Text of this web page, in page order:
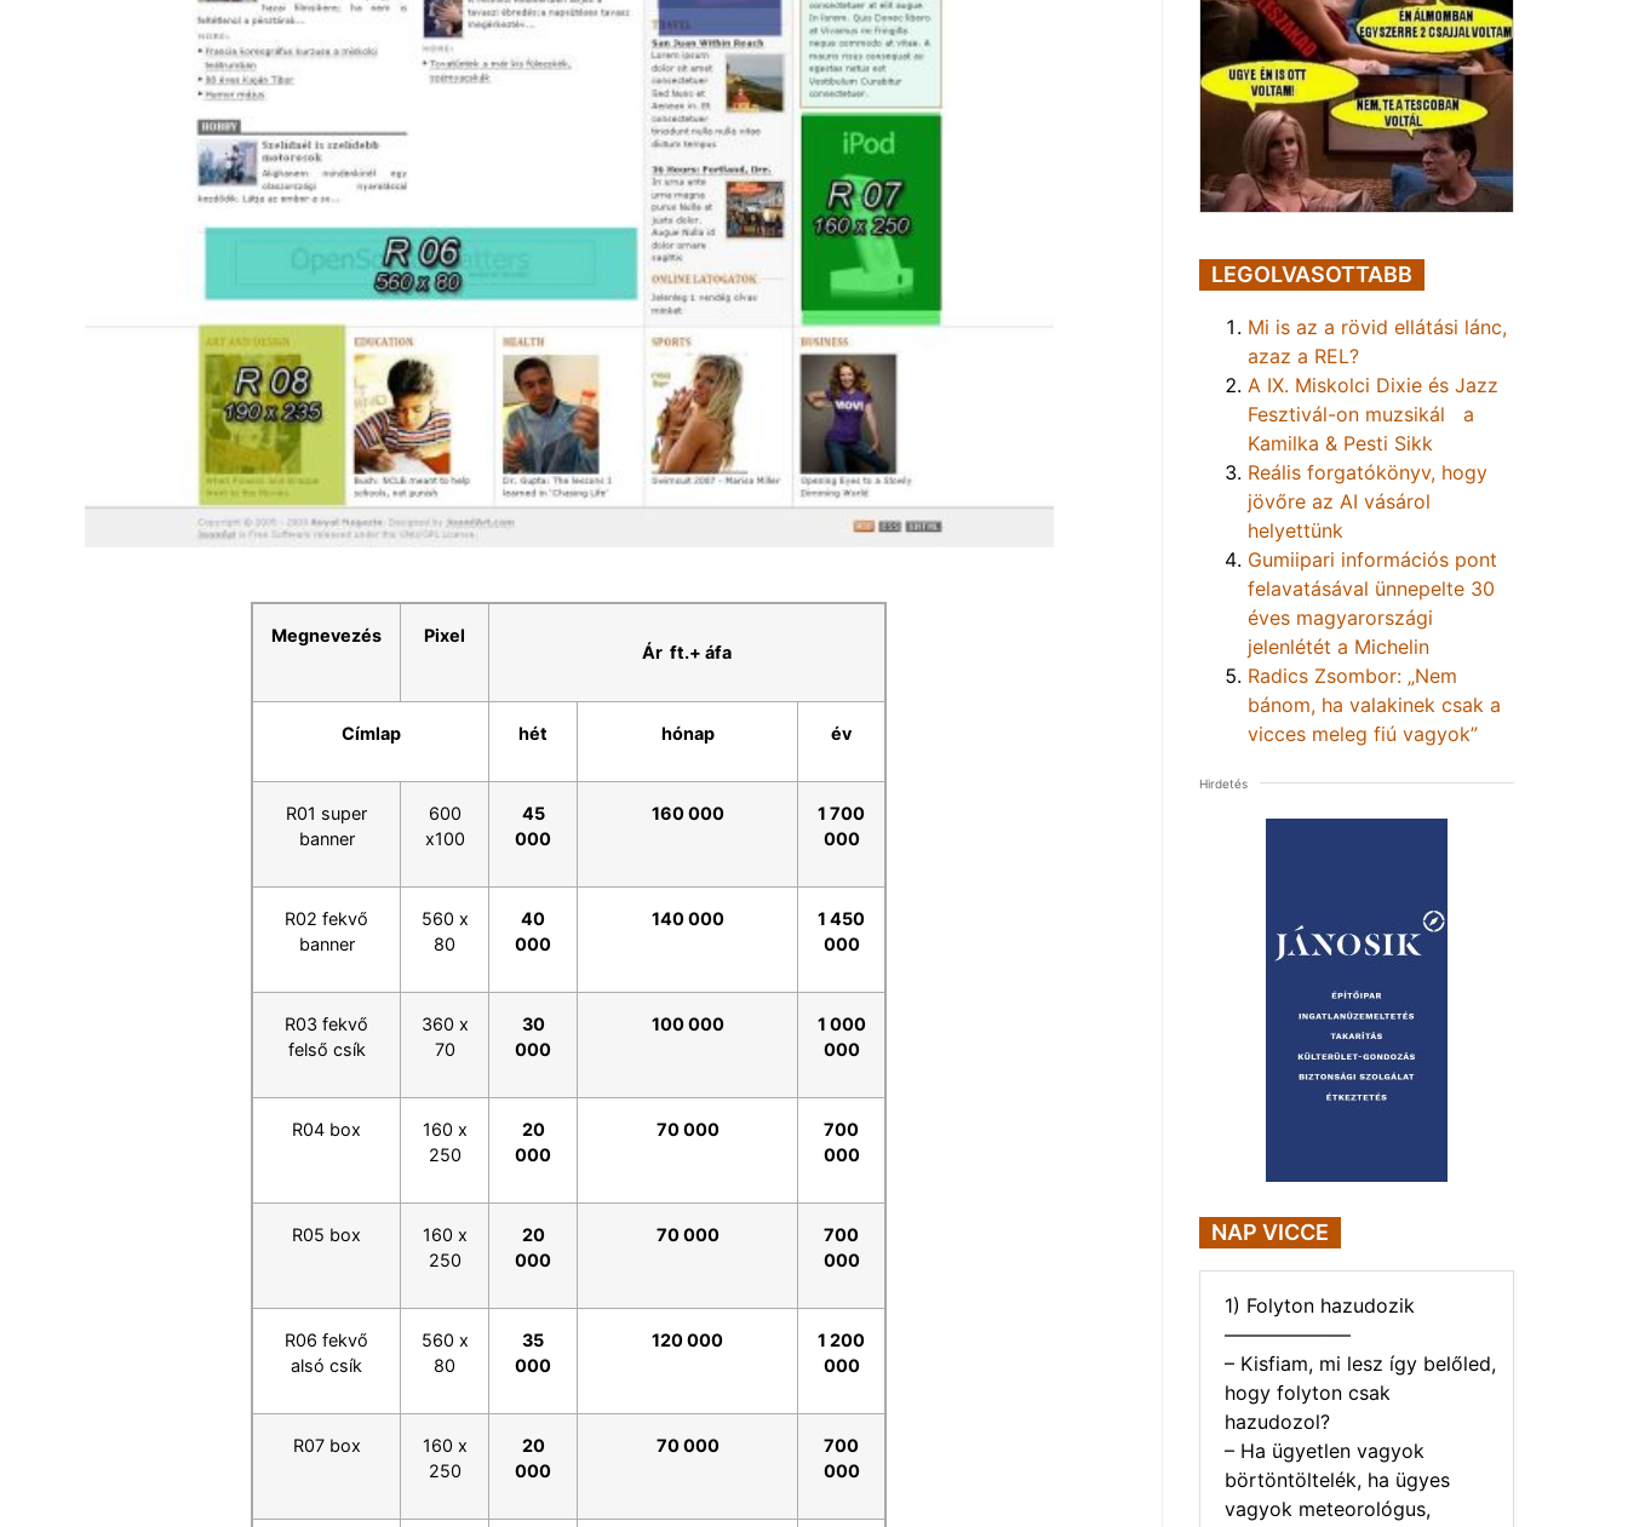
Megnevezés
Pixel
Ár ft.+ áfa
Címlap hét hónap év
R01 super
banner
600
x100
45
000
160 000
1 700
000
R02 fekvő
banner
560 x
80
40
000
140 000
1 450
000
R03 fekvő
felső csík
360 x
70
30
000
100 000
1 000
000
R04 box
160 x
250
20
000
70 000
700
000
R05 box
160 x
250
20
000
70 000
700
000
R06 fekvő
alsó csík
560 x
80
35
000
120 000
1 200
000
R07 box
160 x
250
20
000
70 000
700
000
LEGOLVASOTTABB
Mi is az a rövid ellátási lánc,
azaz a REL?
A IX. Miskolci Dixie és Jazz
Fesztivál-on muzsikál a
Kamilka & Pesti Sikk
Reális forgatókönyv, hogy
jövőre az AI vásárol
helyettünk
Gumiipari információs pont
felavatásával ünnepelte 30
éves magyarországi
jelenlétét a Michelin
Radics Zsombor: „Nem
bánom, ha valakinek csak a
vicces meleg fiú vagyok”
Hirdetés
NAP VICCE
1) Folyton hazudozik
——————–
– Kisfiam, mi lesz így belőled,
hogy folyton csak
hazudozol?
– Ha ügyetlen vagyok
börtöntöltelék, ha ügyes
vagyok meteorológus,